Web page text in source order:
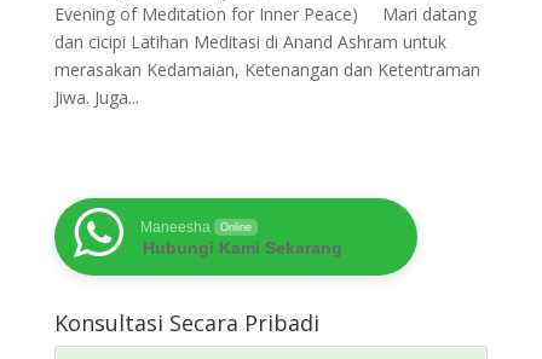
Evening of Meditation for Inner Peace) Mari datang
dan cicipi Latihan Meditasi di Anand Ashram untuk
merasakan Kedamaian, Ketenangan dan Ketentraman
Jiwa. Juga...
Maneesha Online
Hubungi Kami Sekarang
Konsultasi Secara Pribadi